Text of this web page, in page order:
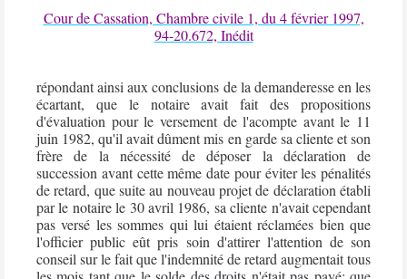
Cour de Cassation, Chambre civile 1, du 4 février 1997,
94-20.672, Inédit
répondant ainsi aux conclusions de la demanderesse en les
écartant, que le notaireavait fait des propositions
d'évaluation pour le versement de l'acompte avant le 11
juin 1982, qu'il avait dûment mis en garde sa cliente et son
frère de la nécessité de déposer la déclaration de
succession avant cette même date pour éviter les pénalités
de retard, que suite au nouveau projet de déclaration établi
par le notairele 30 avril 1986, sa cliente n'avait cependant
pas versé les sommes qui lui étaient réclamées bien que
l'officier public eût pris soin d'attirer l'attention de son
conseil sur le fait que l'indemnité de retard augmentait tous